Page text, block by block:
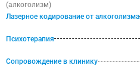
(алкоголизм)
Лазерное кодирование от алкоголизма
Психотерапия
Сопровождение в клинику